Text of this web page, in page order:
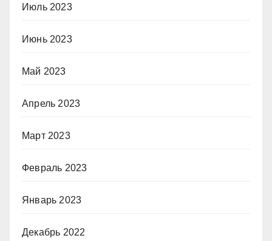
Июль 2023
Июнь 2023
Май 2023
Апрель 2023
Март 2023
Февраль 2023
Январь 2023
Декабрь 2022